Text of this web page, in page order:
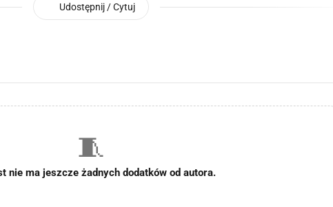
Udostępnij / Cytuj
🧵
nie ma jeszcze żadnych dodatków od autora.